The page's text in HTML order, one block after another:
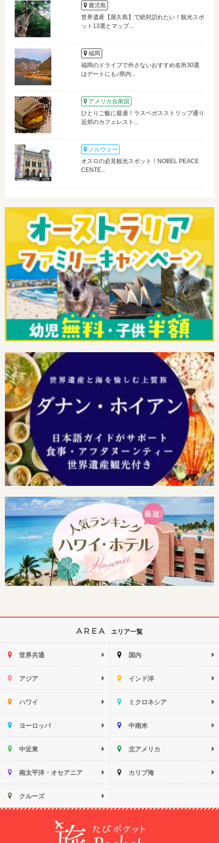
鹿児島
世界遺産【屋久島】で絶対訪れたい！観光スポ
ット13選とマップ...
福岡
福岡のドライブで外さないおすすめ名所30選
はデートにも♪県内...
アメリカ合衆国
ひとりご飯に最適！ラスベガスストリップ通り
近郊のカフェレスト...
ノルウェー
オスロの必見観光スポット！NOBEL PEACE
CENTE...
AREA エリア一覧
世界共通 国内
アジア インド洋
ハワイ ミクロネシア
ヨーロッパ 中南米
中近東 北アメリカ
南太平洋・オセアニア カリブ海
クルーズ